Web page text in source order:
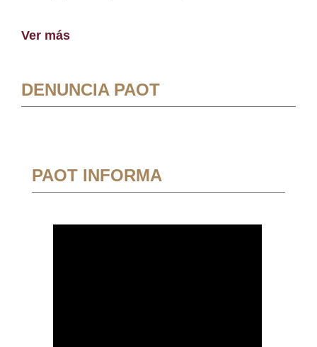
Ver más
DENUNCIA PAOT
PAOT INFORMA